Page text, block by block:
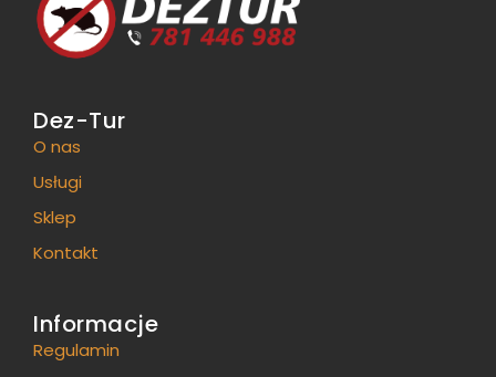
Dez-Tur
O nas
Usługi
Sklep
Kontakt
Informacje
Regulamin